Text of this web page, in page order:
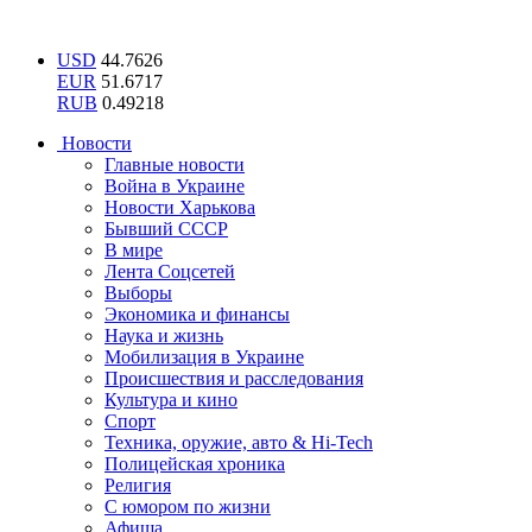
USD 44.7626
EUR 51.6717
RUB 0.49218
Новости
Главные новости
Война в Украине
Новости Харькова
Бывший СССР
В мире
Лента Соцсетей
Выборы
Экономика и финансы
Наука и жизнь
Мобилизация в Украине
Происшествия и расследования
Культура и кино
Спорт
Техника, оружие, авто & Hi-Tech
Полицейская хроника
Религия
С юмором по жизни
Афиша